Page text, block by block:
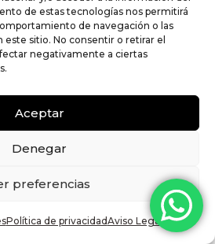
de estas tecnologías nos permitirá
de navegación o las
sitio. No consentir o retirar el
negativamente a ciertas
Aceptar
Denegar
preferencias
Política de privacidadAviso Legal
DE OBRAS
de profesionales trabaja
completa o una mejora
y estética para
que inspiran y perduran.